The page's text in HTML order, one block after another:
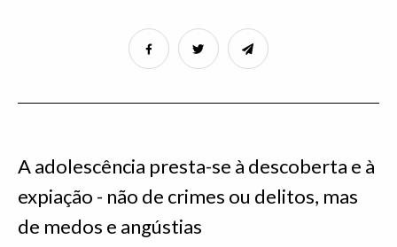
A adolescência presta-se à descoberta e à
expiação - não de crimes ou delitos, mas
de medos e angústias